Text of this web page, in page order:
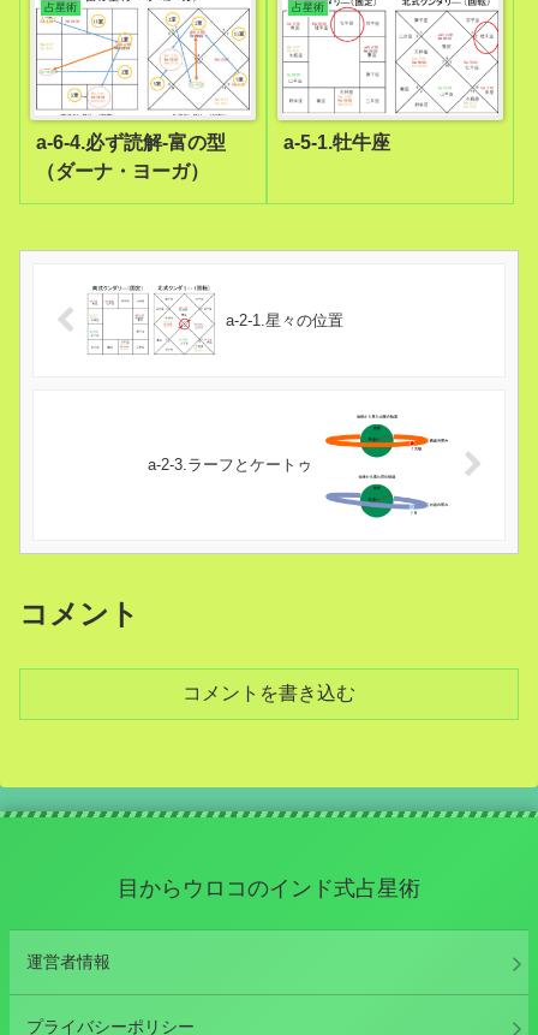
占星術
a-6-4.必ず読解-富の型
（ダーナ・ヨーガ）
占星術
a-5-1.牡牛座
a-2-1.星々の位置
a-2-3.ラーフとケートゥ
コメント
コメントを書き込む
目からウロコのインド式占星術
運営者情報
プライバシーポリシー